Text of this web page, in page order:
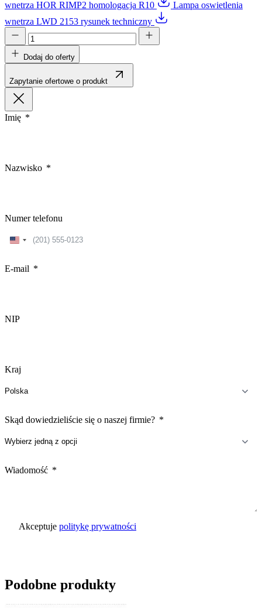
wnetrza HOR RIMP2 homologacja R10
Lampa oswietlenia
wnetrza LWD 2153 rysunek techniczny
Dodaj do oferty
Zapytanie ofertowe o produkt
Imię
Nazwisko
Numer telefonu
United
E-mail
NIP
Kraj
Skąd dowiedzieliście się o naszej firmie?
Wiadomość
Akceptuje politykę prywatności
Podobne produkty